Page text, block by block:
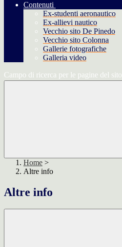
Contenuti
Ex-studenti aeronautico
Ex-allievi nautico
Vecchio sito De Pinedo
Vecchio sito Colonna
Gallerie fotografiche
Galleria video
Campo di ricerca per le pagine del sito
Home >
Altre info
Altre info